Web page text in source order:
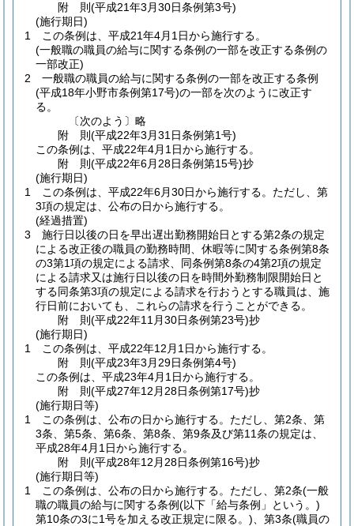
附 則(平成21年3月30日条例第3号)
(施行期日)
1
この条例は、平成21年4月1日から施行する。
(一般職の職員の給与に関する条例の一部を改正する条例の
一部改正)
2
一般職の職員の給与に関する条例の一部を改正する条例
(平成18年小野市条例第17号)の一部を次のように改正す
る。
〔次のよう〕略
附 則(平成22年3月31日条例第1号)
この条例は、平成22年4月1日から施行する。
附 則(平成22年6月28日条例第15号)抄
(施行期日)
1
この条例は、平成22年6月30日から施行する。 ただし、第
3項の規定は、公布の日から施行する。
(経過措置)
3
施行日以後の日を早出遅出勤務開始日とする第2条の規定
による改正後の職員の勤務時間、休暇等に関する条例第8条
の3第1項の規定による請求、同条例第8条の4第2項の規定
による請求又は施行日以後の日を時間外勤務制限開始日と
する同条第3項の規定による請求を行おうとする職員は、施
行日前においても、これらの請求を行うことができる。
附 則(平成22年11月30日条例第23号)抄
(施行期日)
1
この条例は、平成22年12月1日から施行する。
附 則(平成23年3月29日条例第4号)
この条例は、平成23年4月1日から施行する。
附 則(平成27年12月28日条例第17号)抄
(施行期日等)
1
この条例は、公布の日から施行する。 ただし、第2条、第
3条、第5条、第6条、第8条、第9条及び第11条の規定は、
平成28年4月1日から施行する。
附 則(平成28年12月28日条例第16号)抄
(施行期日等)
1
この条例は、公布の日から施行する。 ただし、第2条(一般
職の職員の給与に関する条例(以下「給与条例」という。)
第10条の3に1号を加える改正規定に限る。) 、第3条(職員の